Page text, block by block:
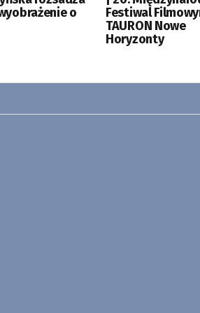
o
Festiwal
TAURON Nowe
Horyzonty